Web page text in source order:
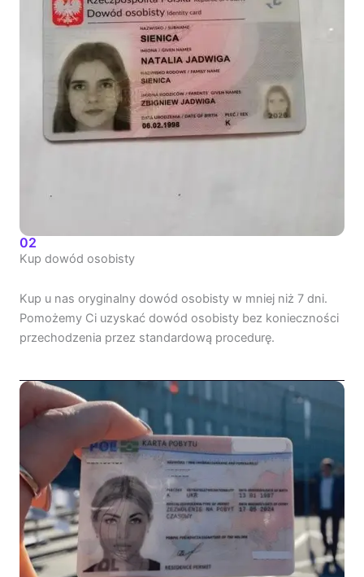
02
Kup dowód osobisty
Kup u nas oryginalny dowód osobisty w mniej niż 7 dni.
Pomożemy Ci uzyskać dowód osobisty bez konieczności
przechodzenia przez standardową procedurę.